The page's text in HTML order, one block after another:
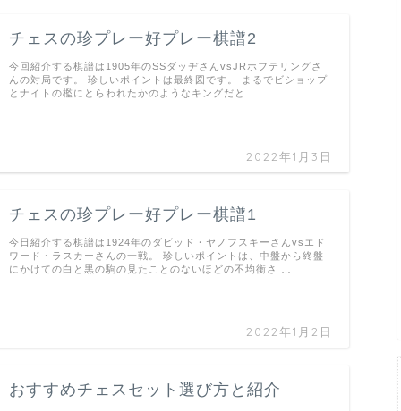
チェスの珍プレー好プレー棋譜2
2022年1月3日
今回紹介する棋譜は1905年のSSダッヂさんvsJRホフテリングさ
んの対局です。 珍しいポイントは最終図です。 まるでビショップ
とナイトの檻にとらわれたかのようなキングだと …
チェスの珍プレー好プレー棋譜1
2022年1月2日
今日紹介する棋譜は1924年のダビッド・ヤノフスキーさんvsエド
ワード・ラスカーさんの一戦。 珍しいポイントは、中盤から終盤
にかけての白と黒の駒の見たことのないほどの不均衡さ …
おすすめチェスセット選び方と紹介